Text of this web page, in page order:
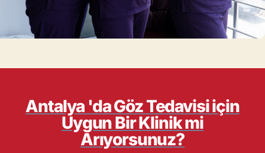
Antalya 'da Göz Tedavisi için
Uygun Bir Klinik mi
Arıyorsunuz?